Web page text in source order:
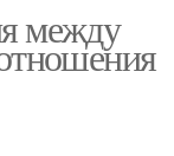
между